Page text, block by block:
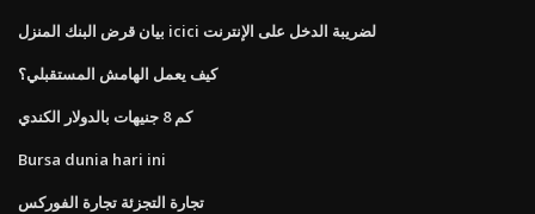
بيان قرض البنك المنزل icici لضريبة الدخل على الإنترنت
كيف يعمل الهامش المستقبلي؟
كم 8 جنيهات بالدولار الكندي
Bursa dunia hari ini
تجارة التجزئة تجارة الفوركس